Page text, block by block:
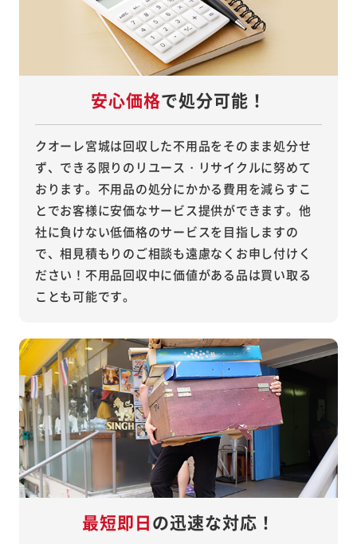
安心価格で処分可能！
クオーレ宮城は回収した不用品をそのまま処分せ
ず、できる限りのリユース・リサイクルに努めて
おります。不用品の処分にかかる費用を減らすこ
とでお客様に安価なサービス提供ができます。他
社に負けない低価格のサービスを目指しますの
で、相見積もりのご相談も遠慮なくお申し付けく
ださい！不用品回収中に価値がある品は買い取る
ことも可能です。
最短即日の迅速な対応！